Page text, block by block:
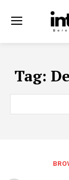
Tag: